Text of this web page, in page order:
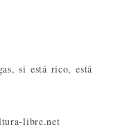
si está rico, está
libre.net